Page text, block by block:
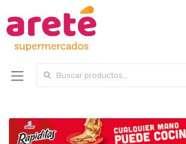
Search for: